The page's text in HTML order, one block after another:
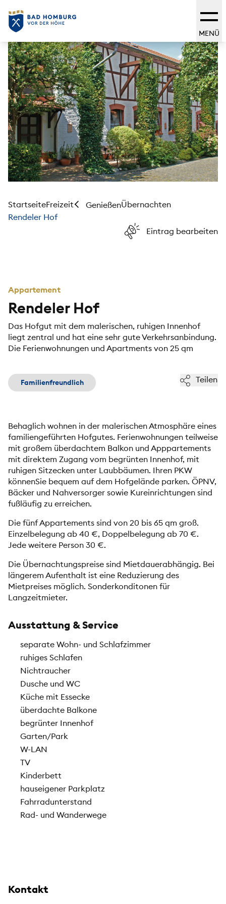
MENÜ
StartseiteFreizeit GenießenÜbernachten
Rendeler Hof
Eintrag bearbeiten
Appartement
Rendeler Hof
Das Hofgut mit dem malerischen, ruhigen Innenhof
liegt zentral und hat eine sehr gute Verkehrsanbindung.
Die Ferienwohnungen und Apartments von 25 qm
Familienfreundlich Teilen
Behaglich wohnen in der malerischen Atmosphäre eines
familiengeführten Hofgutes. Ferienwohnungen teilweise
mit großem überdachtem Balkon und Apppartements
mit direktem Zugang vom begrünten Innenhof, mit
ruhigen Sitzecken unter Laubbäumen. Ihren PKW
könnenSie bequem auf dem Hofgelände parken. ÖPNV,
Bäcker und Nahversorger sowie Kureinrichtungen sind
fußläufig zu erreichen.
Die fünf Appartements sind von 20 bis 65 qm groß.
Einzelbelegung ab 40 €, Doppelbelegung ab 70 €.
Jede weitere Person 30 €.
Die Übernachtungspreise sind Mietdauerabhängig. Bei
längerem Aufenthalt ist eine Reduzierung des
Mietpreises möglich. Sonderkonditonen für
Langzeitmieter.
Ausstattung & Service
separate Wohn- und Schlafzimmer
ruhiges Schlafen
Nichtraucher
Dusche und WC
Küche mit Essecke
überdachte Balkone
begrünter Innenhof
Garten/Park
W-LAN
TV
Kinderbett
hauseigener Parkplatz
Fahrradunterstand
Rad- und Wanderwege
Kontakt